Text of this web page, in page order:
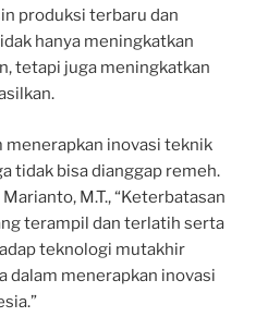
produksi terbaru dan
hanya meningkatkan
tetapi juga meningkatkan
menerapkan inovasi teknik
tidak bisa dianggap remeh.
M.T., “Keterbatasan
terampil dan terlatih serta
teknologi mutakhir
dalam menerapkan inovasi